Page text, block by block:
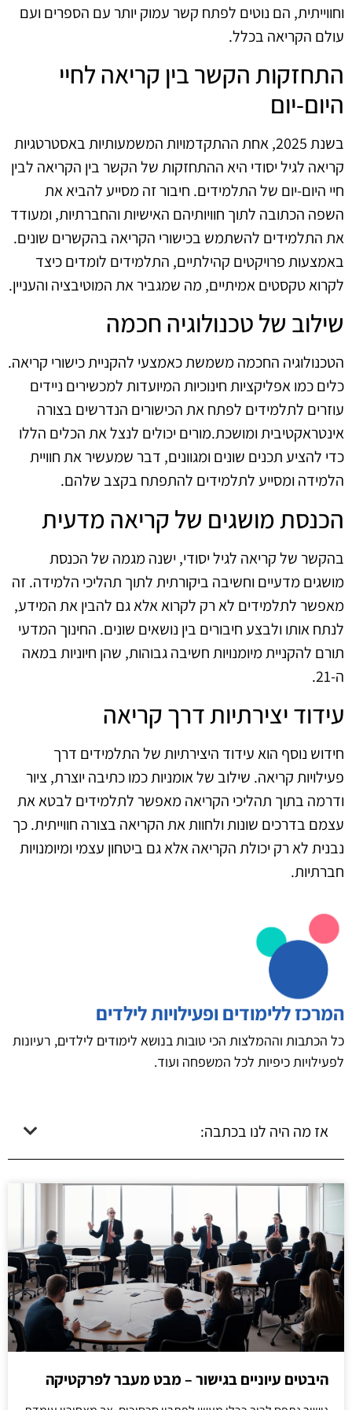
וחווייתית, הם נוטים לפתח קשר עמוק יותר עם הספרים ועם
עולם הקריאה בכלל.
התחזקות הקשר בין קריאה לחיי
היום-יום
בשנת 2025, אחת ההתקדמויות המשמעותיות באסטרטגיות
קריאה לגיל יסודי היא ההתחזקות של הקשר בין הקריאה לבין
חיי היום-יום של התלמידים. חיבור זה מסייע להביא את
השפה הכתובה לתוך חוויותיהם האישיות והחברתיות, ומעודד
את התלמידים להשתמש בכישורי הקריאה בהקשרים שונים.
באמצעות פרויקטים קהילתיים, התלמידים לומדים כיצד
לקרוא טקסטים אמיתיים, מה שמגביר את המוטיבציה והעניין.
שילוב של טכנולוגיה חכמה
הטכנולוגיה החכמה משמשת כאמצעי להקניית כישורי קריאה.
כלים כמו אפליקציות חינוכיות המיועדות למכשירים ניידים
עוזרים לתלמידים לפתח את הכישורים הנדרשים בצורה
אינטראקטיבית ומושכת.מורים יכולים לנצל את הכלים הללו
כדי להציע תכנים שונים ומגוונים, דבר שמעשיר את חוויית
הלמידה ומסייע לתלמידים להתפתח בקצב שלהם.
הכנסת מושגים של קריאה מדעית
בהקשר של קריאה לגיל יסודי, ישנה מגמה של הכנסת
מושגים מדעיים וחשיבה ביקורתית לתוך תהליכי הלמידה. זה
מאפשר לתלמידים לא רק לקרוא אלא גם להבין את המידע,
לנתח אותו ולבצע חיבורים בין נושאים שונים. החינוך המדעי
תורם להקניית מיומנויות חשיבה גבוהות, שהן חיוניות במאה
ה-21.
עידוד יצירתיות דרך קריאה
חידוש נוסף הוא עידוד היצירתיות של התלמידים דרך
פעילויות קריאה. שילוב של אומניות כמו כתיבה יוצרת, ציור
ודרמה בתוך תהליכי הקריאה מאפשר לתלמידים לבטא את
עצמם בדרכים שונות ולחוות את הקריאה בצורה חווייתית. כך
נבנית לא רק יכולת הקריאה אלא גם ביטחון עצמי ומיומנויות
חברתיות.
המרכז ללימודים ופעילויות לילדים
כל הכתבות וההמלצות הכי טובות בנושא לימודים לילדים, רעיונות
לפעילויות כיפיות לכל המשפחה ועוד.
אז מה היה לנו בכתבה:
היבטים עיוניים בגישור – מבט מעבר לפרקטיקה